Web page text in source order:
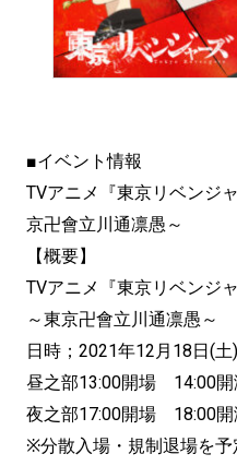
■イベント情報
TVアニメ『東京リベンジ
京卍會立川通凛愚～
【概要】
TVアニメ『東京リベンジ
～東京卍會立川通凛愚～
日時；2021年12月18日(土)
昼之部13:00開場 14:00開
夜之部17:00開場 18:00開
※分散入場・規制退場を